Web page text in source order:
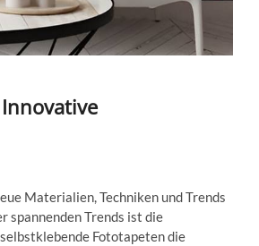
Materialien, Techniken und Trends
spannenden Trends ist die
Fototapeten die